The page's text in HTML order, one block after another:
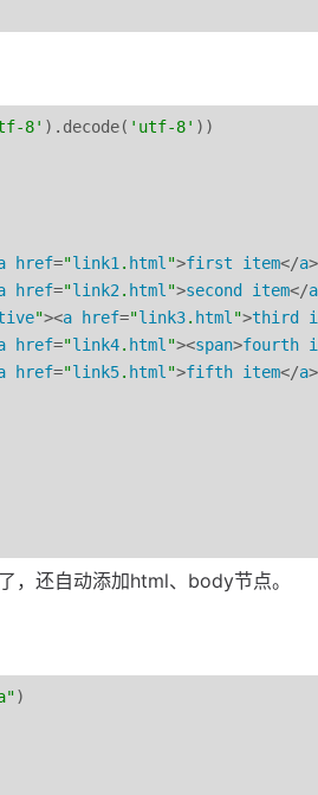
8' ).decode( 'utf-8' ))
href="link1 . html ">first item</a
href="link2 . html ">second item</a
"><a href="link3. html ">third
href="link4. html "><span>fourth
href="link5. html ">fifth item</a>
，还自动添加html、body节点。